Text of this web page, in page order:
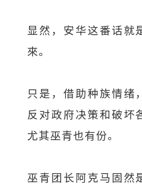
显然，安华这番话就
來。
只是，借助种族情绪
反对政府决策和破坏
尤其巫青也有份。
巫青团长阿克马固然